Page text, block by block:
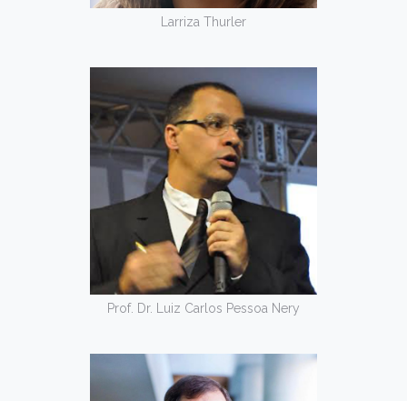
Larriza Thurler
Prof. Dr. Luiz Carlos Pessoa Nery